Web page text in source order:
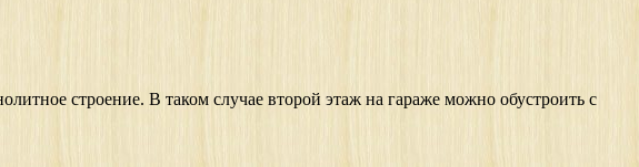
строение. В таком случае второй этаж на гараже можно обустроить с